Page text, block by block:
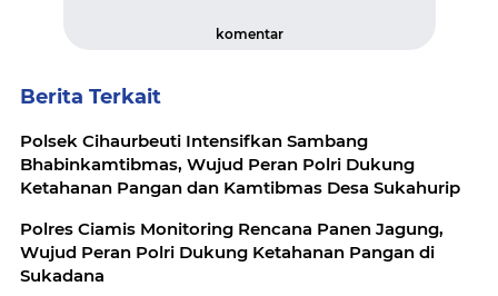
komentar
Berita Terkait
Polsek Cihaurbeuti Intensifkan Sambang
Bhabinkamtibmas, Wujud Peran Polri Dukung
Ketahanan Pangan dan Kamtibmas Desa Sukahurip
Polres Ciamis Monitoring Rencana Panen Jagung,
Wujud Peran Polri Dukung Ketahanan Pangan di
Sukadana